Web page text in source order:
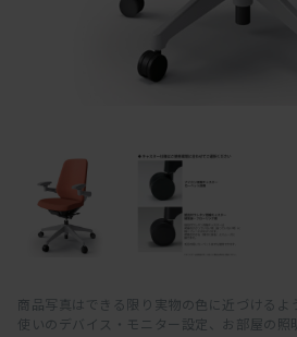
商品写真はできる限り実物の色に近づけるよ
使いのデバイス・モニター設定、お部屋の